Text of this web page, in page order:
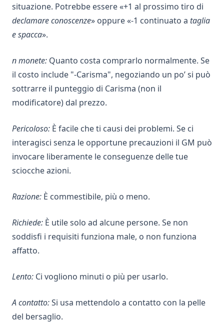
situazione. Potrebbe essere «+1 al prossimo tiro di
declamare conoscenze» oppure «-1 continuato a taglia
e spacca».
n monete: Quanto costa comprarlo normalmente. Se
il costo include "-Carisma", negoziando un po’ si può
sottrarre il punteggio di Carisma (non il
modificatore) dal prezzo.
Pericoloso: È facile che ti causi dei problemi. Se ci
interagisci senza le opportune precauzioni il GM può
invocare liberamente le conseguenze delle tue
sciocche azioni.
Razione: È commestibile, più o meno.
Richiede: È utile solo ad alcune persone. Se non
soddisfi i requisiti funziona male, o non funziona
affatto.
Lento: Ci vogliono minuti o più per usarlo.
A contatto:Si usa mettendolo a contatto con la pelle
del bersaglio.